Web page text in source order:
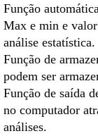
Função
Max e min e
análise estatística.
Função de
podem ser
Função de saída
no computador
análises.